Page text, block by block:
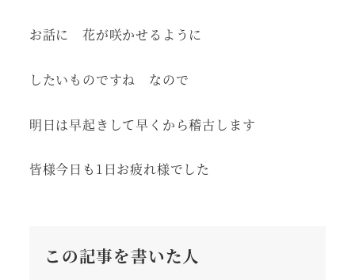
お話に 花が咲かせるように
したいものですね なので
明日は早起きして早くから稽古します
皆様今日も1日お疲れ様でした
この記事を書いた人